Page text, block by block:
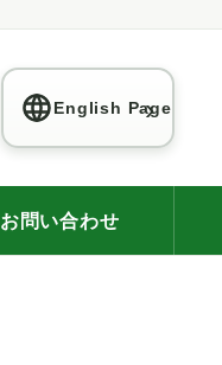
English Page
›
お問い合わせ